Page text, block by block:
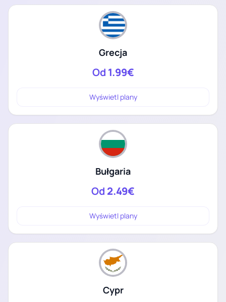
Grecja
Od 1.99€
Wyświetl plany
Bułgaria
Od 2.49€
Wyświetl plany
Cypr